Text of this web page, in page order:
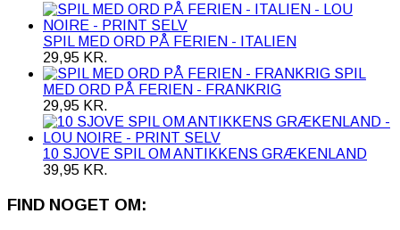
SPIL MED ORD PÅ FERIEN - ITALIEN
29,95 KR.
SPIL
MED ORD PÅ FERIEN - FRANKRIG
29,95 KR.
10 SJOVE SPIL OM ANTIKKENS GRÆKENLAND
39,95 KR.
FIND NOGET OM: